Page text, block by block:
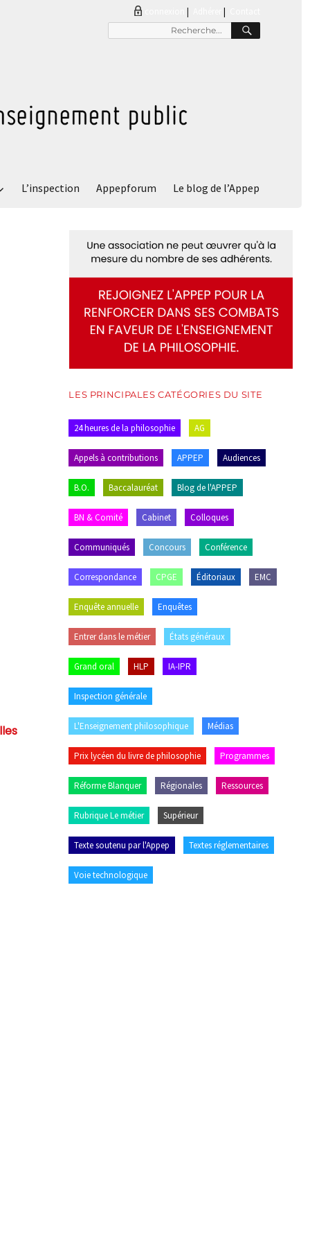
|
L’inspection Appepforum Le blog de l’Appep
LES PRINCIPALES CATÉGORIES DU SITE
24 heures de la philosophie AG
Appels à contributions APPEP Audiences
B.O. Baccalauréat Blog de l'APPEP
BN & Comité Cabinet Colloques
Communiqués Concours Conférence
Correspondance CPGE Éditoriaux EMC
Enquête annuelle Enquêtes
Entrer dans le métier États généraux
Grand oral HLP IA-IPR
Inspection générale
L'Enseignement philosophique Médias
Prix lycéen du livre de philosophie Programmes
Réforme Blanquer Régionales Ressources
Rubrique Le métier Supérieur
Texte soutenu par l'Appep Textes réglementaires
Voie technologique